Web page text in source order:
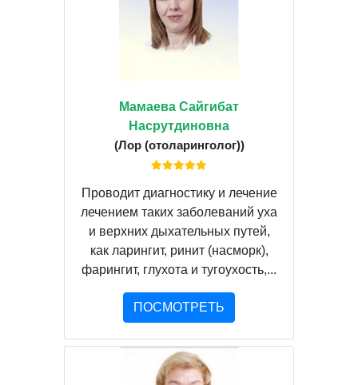
Мамаева Сайгибат
Насрутдиновна
(Лор (отоларинголог))
Проводит диагностику и лечение
лечением таких заболеваний уха
и верхних дыхательных путей,
как ларингит, ринит (насморк),
фарингит, глухота и тугоухость,...
ПОСМОТРЕТЬ